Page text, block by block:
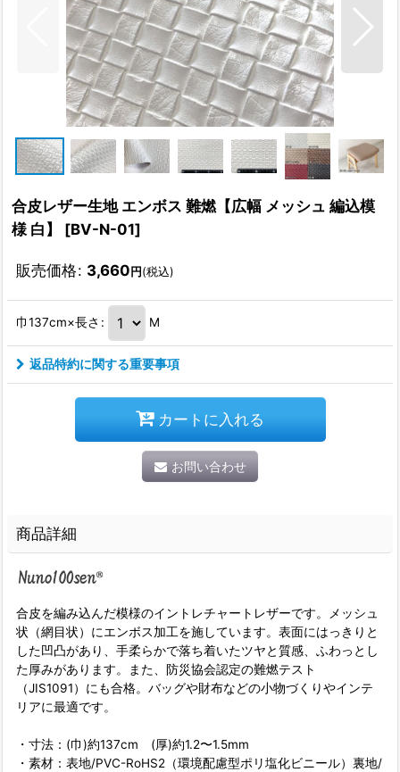
合皮レザー生地 エンボス 難燃【広幅 メッシュ 編込模
様 白】
[BV-N-01]
販売価格: 3,660円(税込)
巾137cm×長さ : M
返品特約に関する重要事項
カートに入れる
お問い合わせ
商品詳細
合皮を編み込んだ模様のイントレチャートレザーです。メッシュ
状（網目状）にエンボス加工を施しています。表面にはっきりと
した凹凸があり、手柔らかで落ち着いたツヤと質感、ふわっとし
た厚みがあります。また、防災協会認定の難燃テスト
（JIS1091）にも合格。バッグや財布などの小物づくりやインテ
リアに最適です。
・寸法：(巾)約137cm (厚)約1.2〜1.5mm
・素材：表地/PVC-RoHS2（環境配慮型ポリ塩化ビニール）裏地/